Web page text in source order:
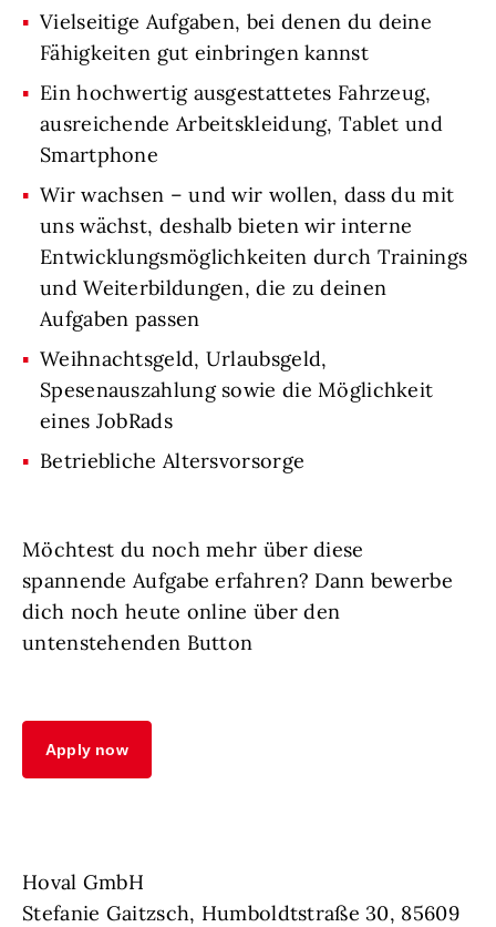
Vielseitige Aufgaben, bei denen du deine
Fähigkeiten gut einbringen kannst
Ein hochwertig ausgestattetes Fahrzeug,
ausreichende Arbeitskleidung, Tablet und
Smartphone
Wir wachsen – und wir wollen, dass du mit
uns wächst, deshalb bieten wir interne
Entwicklungsmöglichkeiten durch Trainings
und Weiterbildungen, die zu deinen
Aufgaben passen
Weihnachtsgeld, Urlaubsgeld,
Spesenauszahlung sowie die Möglichkeit
eines JobRads
Betriebliche Altersvorsorge
Möchtest du noch mehr über diese
spannende Aufgabe erfahren? Dann bewerbe
dich noch heute online über den
untenstehenden Button
Apply now
Hoval GmbH
Stefanie Gaitzsch, Humboldtstraße 30, 85609